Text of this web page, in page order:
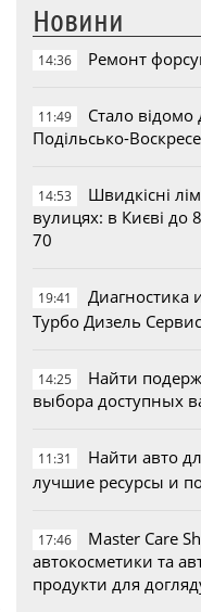
Новини
14:36 Ремонт
11:49
Стало відомо
Подільсько-
14:53
Швидкісні
вулицях: в Києві до
70
19:41
Диагностика
Турбо Дизель Сервис
14:25
Найти
выбора доступных
11:31
Найти авто
лучшие ресурсы и
17:46
Master Care
автокосметики та
продукти для